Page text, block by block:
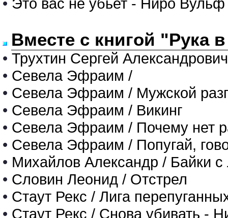
Вместе с книгой "Рука
• Трухтин Сергей
• Севела Эфраим /
• Севела Эфраим / Мужской
• Севела Эфраим / Викинг
• Севела Эфраим / Почему нет
• Севела Эфраим / Попугай,
• Михайлов Александр / Байки с
• Словин Леонид / Отстрел
• Стаут Рекс / Лига
• Стаут Рекс / Снова убивать -